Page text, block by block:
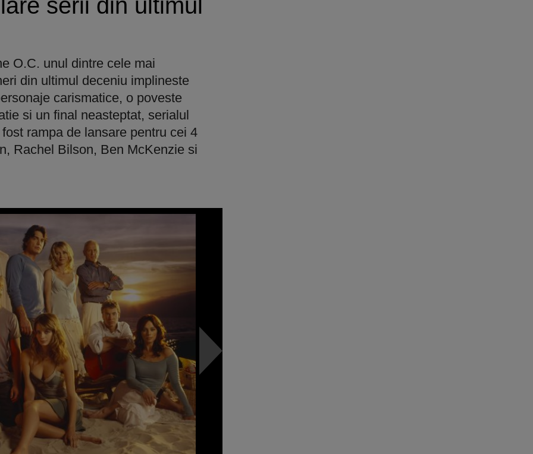
serii din ultimul
O.C. unul dintre cele mai
din ultimul deceniu implineste
carismatice, o poveste
si un final neasteptat, serialul
rampa de lansare pentru cei 4
Rachel Bilson, Ben McKenzie si